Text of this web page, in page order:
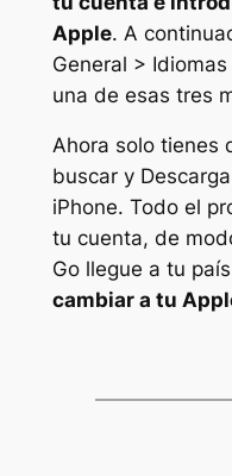
Apple. A
General >
una de esas tres
Ahora solo tienes
buscar y
iPhone. Todo el
tu cuenta, de
Go llegue a tu país
cambiar a tu